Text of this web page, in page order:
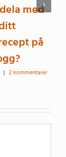
med
på
| 2 kommentarer